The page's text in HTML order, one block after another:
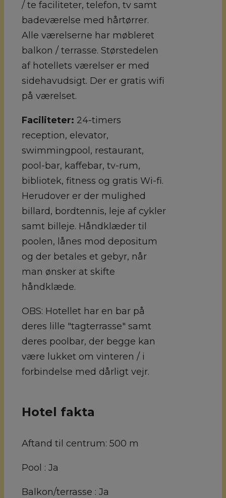
/ te faciliteter, telefon, tv samt
badeværelse med hårtørrer.
Alle værelserne har møbleret
balkon / terrasse. Størstedelen
af hotellets værelser er med
sidehavudsigt. Der er gratis wifi
på værelset.
Faciliteter: 24-timers
reception, elevator,
swimmingpool, restaurant,
pool-bar, kaffebar, tv-rum,
bibliotek, fitness og gratis Wi-fi.
Herudover er der mulighed
billard, bordtennis, leje af cykler
samt billeje. Håndklæder til
poolen, lånes mod depositum
og der betales et gebyr, når
man ønsker at skifte
håndklæde.
OBS: Hotellet har en bar på
deres lille "tagterrasse" samt
deres poolbar, der begge kan
være lukket om vinteren / i
forbindelse med dårligt vejr.
Hotel fakta
Aftand til centrum: 500 m
Pool : Ja
Balkon/terrasse : Ja